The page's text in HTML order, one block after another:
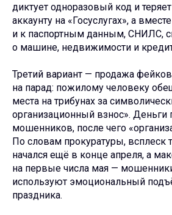
диктует одноразовый код и
аккаунту на «Госуслугах», а
и к паспортным данным, СНИЛС,
о машине, недвижимости и
Третий вариант — продажа
на парад: пожилому человеку
места на трибунах за
организационный взнос». Деньги
мошенников, после чего
По словам прокуратуры, всплеск
начался ещё в конце апреля, а
на первые числа мая —
используют эмоциональный
праздника.